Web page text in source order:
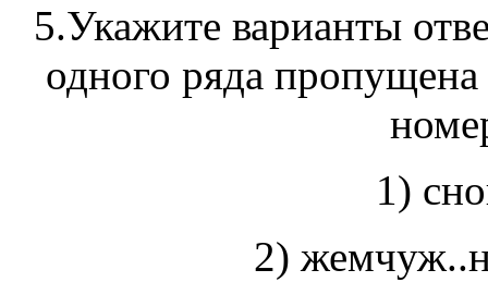
5.Укажите варианты
одного ряда
1)
2)